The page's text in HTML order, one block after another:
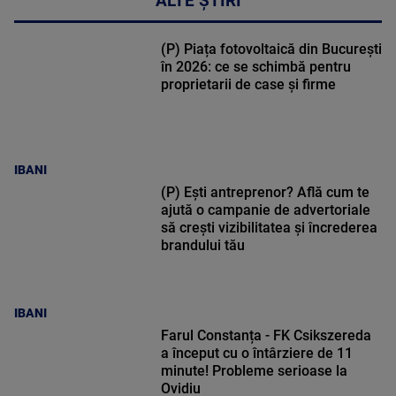
IBANI
(P) Piața fotovoltaică din București
în 2026: ce se schimbă pentru
proprietarii de case și firme
IBANI
(P) Ești antreprenor? Află cum te
ajută o campanie de advertoriale
să crești vizibilitatea și încrederea
brandului tău
Farul Constanța - FK Csikszereda
a început cu o întârziere de 11
minute! Probleme serioase la
Ovidiu